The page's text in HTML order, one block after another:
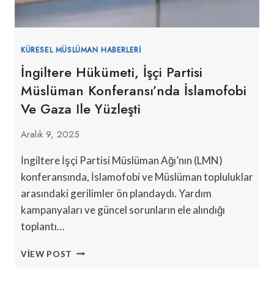
KÜRESEL MÜSLÜMAN HABERLERI
İngiltere Hükümeti, İşçi Partisi
Müslüman Konferansı’nda İslamofobi
Ve Gaza Ile Yüzleşti
Aralık 9, 2025
İngiltere İşçi Partisi Müslüman Ağı’nın (LMN)
konferansında, İslamofobi ve Müslüman topluluklar
arasındaki gerilimler ön plandaydı. Yardım
kampanyaları ve güncel sorunların ele alındığı
toplantı…
VIEW POST İNGILTERE